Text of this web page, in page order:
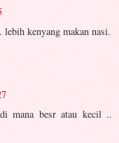
kenyang makan nasi.
mana besr atau kecil ..